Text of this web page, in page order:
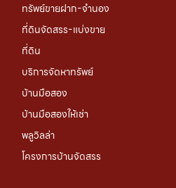
ทรัพย์ขายฝาก-จำนอง
ที่ดินจัดสรร-แบ่งขาย
ที่ดิน
บริการจัดหาทรัพย์
บ้านมือสอง
บ้านมือสองให้เช่า
พลูวิลล่า
โครงการบ้านจัดสรร